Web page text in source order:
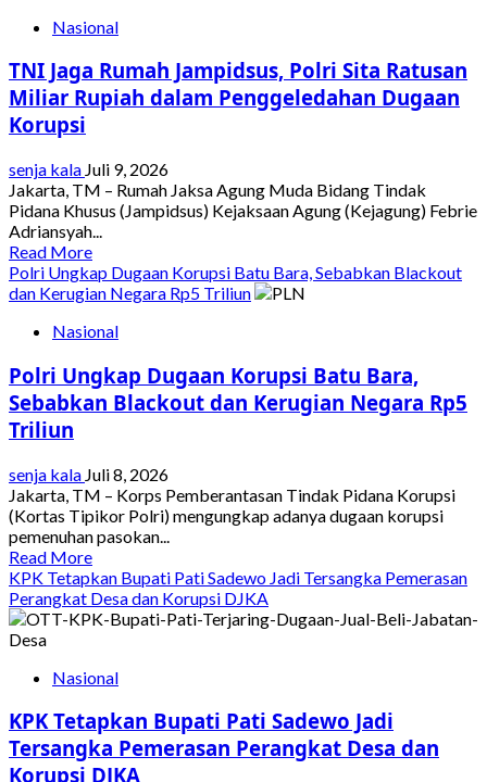
Adriansyah
jadi
Tersangka
3
dan
TPPU
Nasional
TNI Jaga Rumah Jampidsus, Polri Sita Ratusan
Miliar Rupiah dalam Penggeledahan Dugaan
Korupsi
senja kala Juli 9, 2026
Jakarta, TM – Rumah Jaksa Agung Muda Bidang Tindak
Pidana Khusus (Jampidsus) Kejaksaan Agung (Kejagung) Febrie
Adriansyah...
Read MoreRead
more
about
Jaga
Jampidsus,
Polri
Sita
Rupiah
dalam
Penggeledahan
Dugaan
Korupsi
Polri Ungkap Dugaan Korupsi Batu Bara, Sebabkan Blackout
dan Kerugian Negara Rp5 Triliun
Nasional
Polri Ungkap Dugaan Korupsi Batu Bara,
Sebabkan Blackout dan Kerugian Negara Rp5
Triliun
senja kala Juli 8, 2026
Jakarta, TM – Korps Pemberantasan Tindak Pidana Korupsi
(Kortas Tipikor Polri) mengungkap adanya dugaan korupsi
pemenuhan pasokan...
Read MoreRead
more
about
Polri
Korupsi
Bara,
Sebabkan
Blackout
KPK Tetapkan Bupati Pati Sadewo Jadi Tersangka Pemerasan
Perangkat Desa dan Korupsi DJKA
Nasional
KPK Tetapkan Bupati Pati Sadewo Jadi
Tersangka Pemerasan Perangkat Desa dan
Korupsi DJKA